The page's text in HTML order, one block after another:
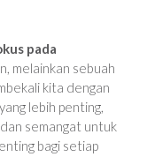
pada
melainkan sebuah
kita dengan
lebih penting,
semangat untuk
bagi setiap